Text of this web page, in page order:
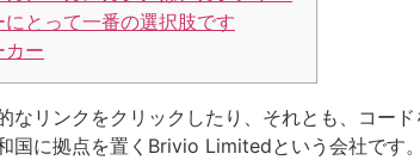
にとって一番の選択肢です
カー
なリンクをクリックしたり、それとも、コー
国に拠点を置くBrivio Limitedという会社です